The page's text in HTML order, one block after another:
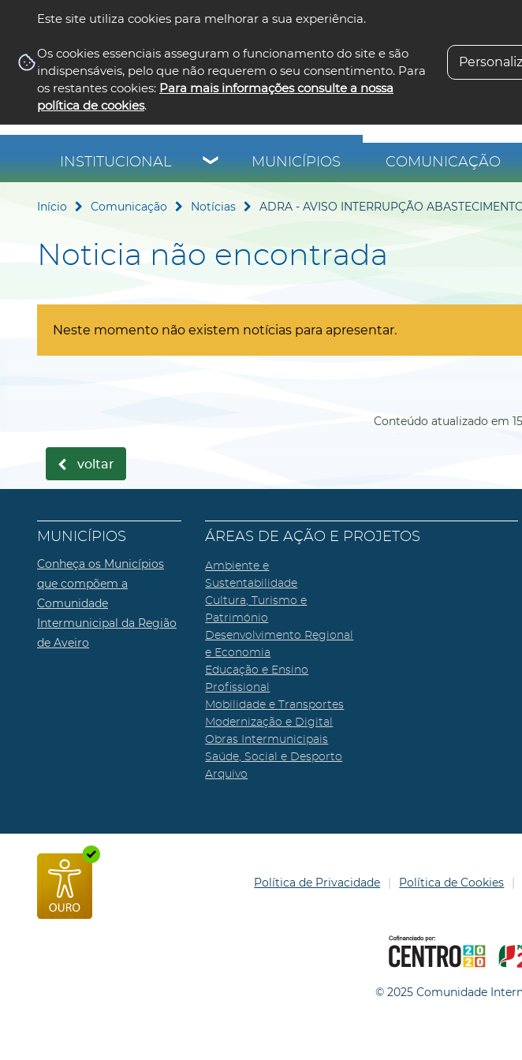
Este site utiliza cookies para melhorar a sua experiência.
Os cookies essenciais asseguram o funcionamento do site e são
indispensáveis, pelo que não requerem o seu consentimento. Para
os restantes cookies: Para mais informações consulte a nossa
política de cookies.
INSTITUCIONAL MUNICÍPIOS COMUNICAÇÃO
Início Comunicação Notícias ADRA - AVISO INTERRUPÇÃO
Noticia não encontrada
Neste momento não existem notícias para apresentar.
Conteúdo atualizado em
voltar
MUNICÍPIOS
Conheça os Municípios
que compõem a
Comunidade
Intermunicipal da Região
de Aveiro
ÁREAS DE AÇÃO E PROJETOS
Ambiente e
Sustentabilidade
Cultura, Turismo e
Património
Desenvolvimento Regional
e Economia
Educação e Ensino
Profissional
Mobilidade e Transportes
Modernização e Digital
Obras Intermunicipais
Saúde, Social e Desporto
Arquivo
Política de Privacidade Política de Cookies
© 2025 Comunidade